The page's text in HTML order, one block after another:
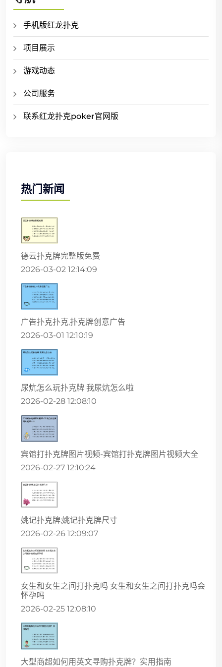
手机版红龙扑克
项目展示
游戏动态
公司服务
联系红龙扑克poker官网版
热门新闻
德云扑克牌完整版免费
2026-03-02 12:14:09
广告扑克扑克,扑克牌创意广告
2026-03-01 12:10:19
尿炕怎么玩扑克牌 我尿炕怎么啦
2026-02-28 12:08:10
宾馆打扑克牌图片视频-宾馆打扑克牌图片视频大全
2026-02-27 12:10:24
姚记扑克牌;姚记扑克牌尺寸
2026-02-26 12:09:07
女生和女生之间打扑克吗 女生和女生之间打扑克吗会
怀孕吗
2026-02-25 12:08:10
大型商超如何用英文寻购扑克牌？实用指南